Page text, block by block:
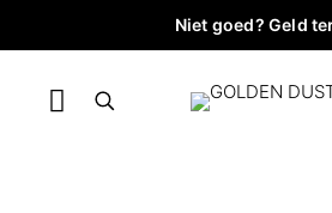
Niet goed? Geld